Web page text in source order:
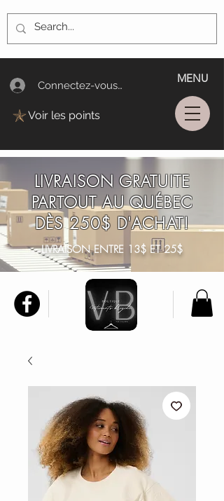
Connectez-vous/Log In
MENU
Voir les points
LIVRAISON GRATUITE
PARTOUT AU QUÉBEC
DÈS 250$ D'ACHAT!
LIVRAISON ENTRE 13$ ET 25$